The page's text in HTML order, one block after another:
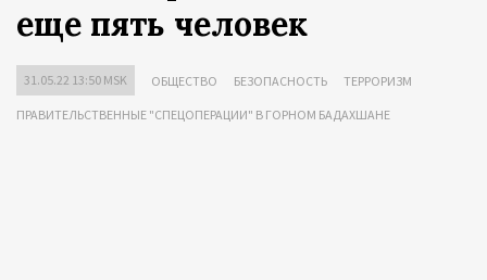
еще пять человек
31.05.22 13:50 MSK ОБЩЕСТВО БЕЗОПАСНОСТЬ ТЕРРОРИЗМ
ПРАВИТЕЛЬСТВЕННЫЕ "СПЕЦОПЕРАЦИИ" В ГОРНОМ БАДАХШАНЕ